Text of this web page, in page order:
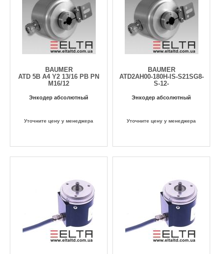
BAUMER
ATD 5B A4 Y2 13/16 PB PN
M16/12
Энкодер абсолютный
Уточните цену у менеджера
BAUMER
ATD2AH00-180H-IS-S21SG8-
S-12-
Энкодер абсолютный
Уточните цену у менеджера